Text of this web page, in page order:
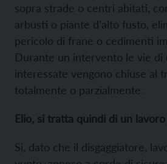
sopra strade o centri abitati,
arbusti o piante d’alto fusto,
pericolo di frane o cedimenti
Durante un intervento le vie di
interessate vengono chiuse al
totalmente o parzialmente.
Elio, si tratta quindi di un
Si, dato che il disgaggiatore,